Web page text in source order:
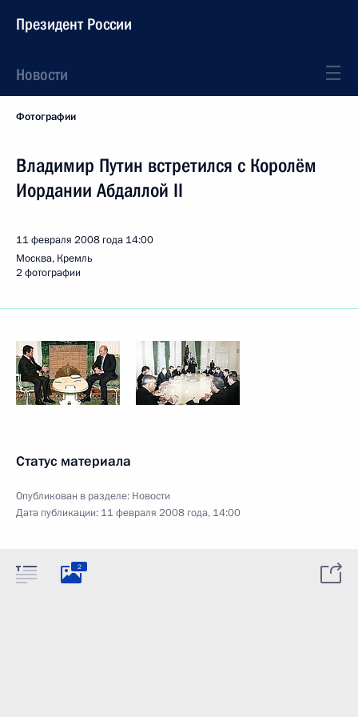
Президент России
Новости
Фотографии
Владимир Путин встретился с Королём
Иордании Абдаллой II
11 февраля 2008 года 14:00
Москва, Кремль
2 фотографии
Статус материала
Опубликован в разделе: Новости
Дата публикации: 11 февраля 2008 года, 14:00
2